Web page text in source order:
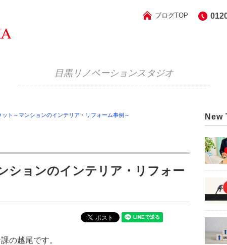
ブログTOP
目黒リノベーションスタジオ
ット～マンションのインテリア・リフォーム事例～
ションのインテリア・リフォー
の越尾です。
New